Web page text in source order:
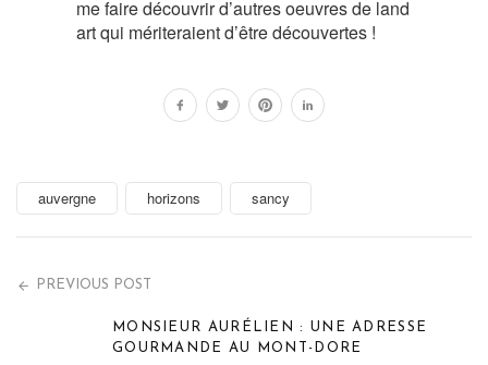
me faire découvrir d’autres oeuvres de land
art qui mériteraient d’être découvertes !
auvergne horizons sancy
PREVIOUS POST
MONSIEUR AURÉLIEN : UNE ADRESSE
GOURMANDE AU MONT-DORE